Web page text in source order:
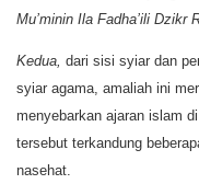
Mu’minin Ila Fadha’ili Dzikr
Kedua, dari sisi syiar dan
syiar agama, amaliah ini
menyebarkan ajaran islam
tersebut terkandung
nasehat.